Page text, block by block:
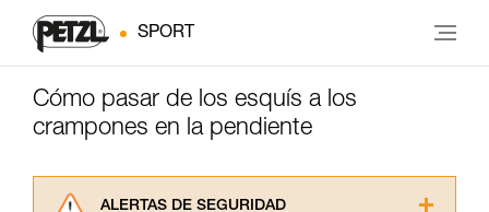
SPORT
Cómo pasar de los esquís a los
crampones en la pendiente
ALERTAS DE SEGURIDAD